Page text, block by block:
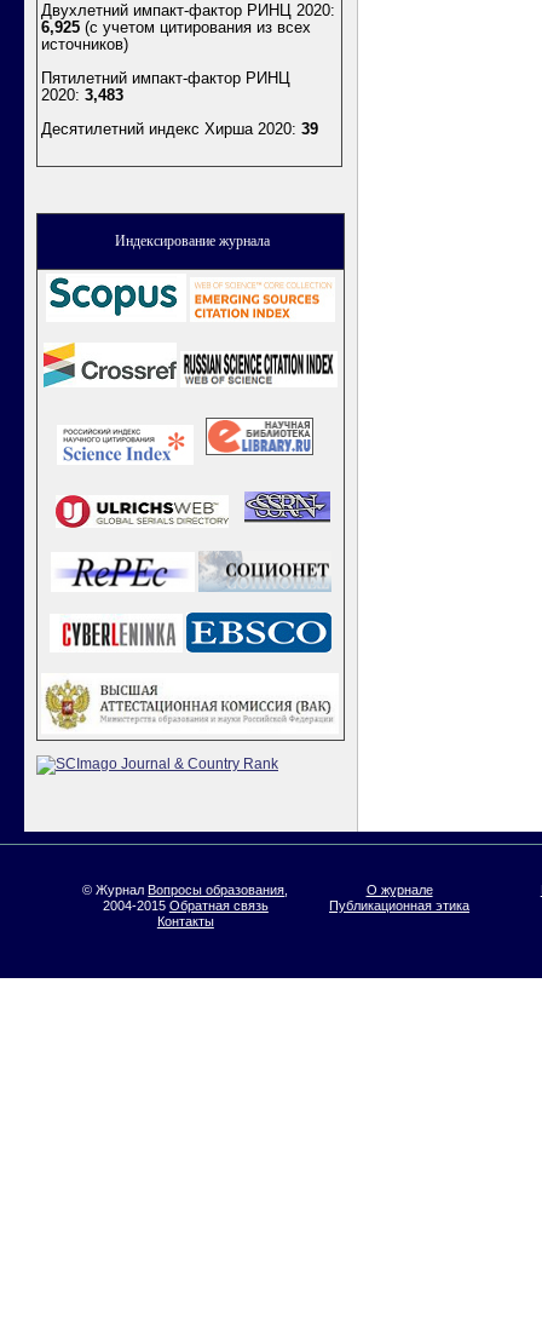
Двухлетний импакт-фактор РИНЦ 2020:
6,925 (с учетом цитирования из всех
источников)
Пятилетний импакт-фактор РИНЦ
2020: 3,483
Десятилетний индекс Хирша 2020: 39
Индексирование журнала
© ЖурналВопросы образования
2004-2015 Обратная связь
О журнале
Публикационная этика
Контакты